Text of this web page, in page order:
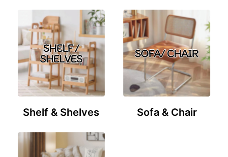
Shelf & Shelves Sofa & Chair